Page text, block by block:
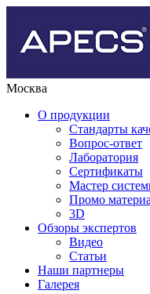
Москва
О продукции
Стандарты
Вопрос-ответ
Лаборатория
Сертификаты
Мастер
Промо
3D
Обзоры экспертов
Видео
Статьи
Наши партнеры
Галерея